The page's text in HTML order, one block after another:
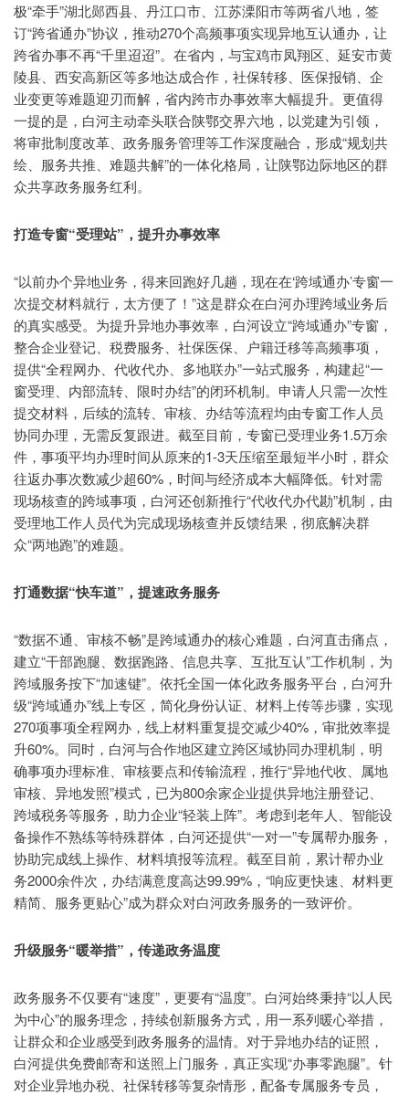
极“牵手”湖北郧西县、丹江口市、江苏溧阳市等两省八地，签
订“跨省通办”协议，推动270个高频事项实现异地互认通办，让
跨省办事不再“千里迢迢”。在省内，与宝鸡市凤翔区、延安市黄
陵县、西安高新区等多地达成合作，社保转移、医保报销、企
业变更等难题迎刃而解，省内跨市办事效率大幅提升。更值得
一提的是，白河主动牵头联合陕鄂交界六地，以党建为引领，
将审批制度改革、政务服务管理等工作深度融合，形成“规划共
绘、服务共推、难题共解”的一体化格局，让陕鄂边际地区的群
众共享政务服务红利。
打造专窗“受理站”，提升办事效率
“以前办个异地业务，得来回跑好几趟，现在在‘跨域通办’专窗一
次提交材料就行，太方便了！”这是群众在白河办理跨域业务后
的真实感受。为提升异地办事效率，白河设立“跨域通办”专窗，
整合企业登记、税费服务、社保医保、户籍迁移等高频事项，
提供“全程网办、代收代办、多地联办”一站式服务，构建起“一
窗受理、内部流转、限时办结”的闭环机制。申请人只需一次性
提交材料，后续的流转、审核、办结等流程均由专窗工作人员
协同办理，无需反复跟进。截至目前，专窗已受理业务1.5万余
件，事项平均办理时间从原来的1-3天压缩至最短半小时，群众
往返办事次数减少超60%，时间与经济成本大幅降低。针对需
现场核查的跨域事项，白河还创新推行“代收代办代勘”机制，由
受理地工作人员代为完成现场核查并反馈结果，彻底解决群
众“两地跑”的难题。
打通数据“快车道”，提速政务服务
“数据不通、审核不畅”是跨域通办的核心难题，白河直击痛点，
建立“干部跑腿、数据跑路、信息共享、互批互认”工作机制，为
跨域服务按下“加速键”。依托全国一体化政务服务平台，白河升
级“跨域通办”线上专区，简化身份认证、材料上传等步骤，实现
270项事项全程网办，线上材料重复提交减少40%，审批效率提
升60%。同时，白河与合作地区建立跨区域协同办理机制，明
确事项办理标准、审核要点和传输流程，推行“异地代收、属地
审核、异地发照”模式，已为800余家企业提供异地注册登记、
跨域税务等服务，助力企业“轻装上阵”。考虑到老年人、智能设
备操作不熟练等特殊群体，白河还提供“一对一”专属帮办服务，
协助完成线上操作、材料填报等流程。截至目前，累计帮办业
务2000余件次，办结满意度高达99.99%，“响应更快速、材料更
精简、服务更贴心”成为群众对白河政务服务的一致评价。
升级服务“暖举措”，传递政务温度
政务服务不仅要有“速度”，更要有“温度”。白河始终秉持“以人民
为中心”的服务理念，持续创新服务方式，用一系列暖心举措，
让群众和企业感受到政务服务的温情。对于异地办结的证照，
白河提供免费邮寄和送照上门服务，真正实现“办事零跑腿”。针
对企业异地办税、社保转移等复杂情形，配备专属服务专员，